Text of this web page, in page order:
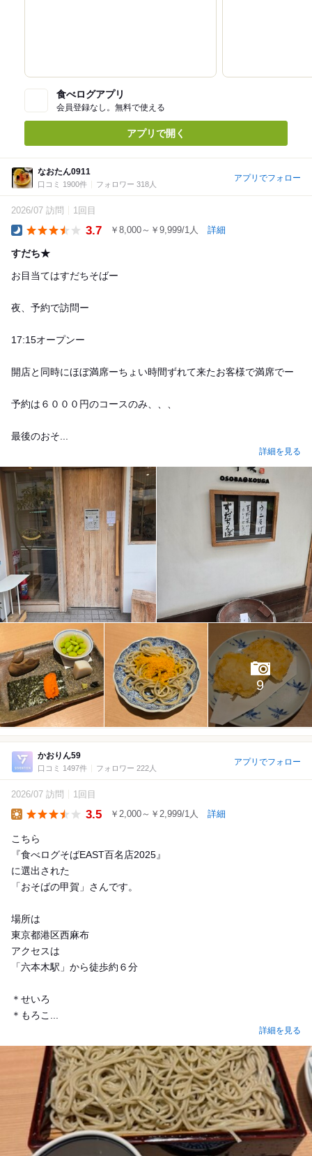
食べログアプリ
会員登録なし。無料で使える
アプリで開く
なおたん0911
口コミ 1900件 フォロワー 318人
アプリでフォロー
2026/07 訪問 1回目
3.7 ￥8,000～￥9,999/1人 詳細
すだち★
お目当てはすだちそばー
夜、予約で訪問ー
17:15オープンー
開店と同時にほぼ満席ーちょい時間ずれて来たお客様で満席でー
予約は６０００円のコースのみ、、、
最後のおそ...
詳細を見る
9
かおりん59
口コミ 1497件 フォロワー 222人
アプリでフォロー
2026/07 訪問 1回目
3.5 ￥2,000～￥2,999/1人 詳細
こちら
『食べログそばEAST百名店2025』
に選出された
「おそばの甲賀」さんです。
場所は
東京都港区西麻布
アクセスは
「六本木駅」から徒歩約６分
＊せいろ
＊もろこ...
詳細を見る